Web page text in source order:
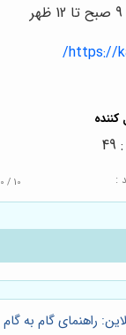
https://
:
/ 10
راهنمای گام به